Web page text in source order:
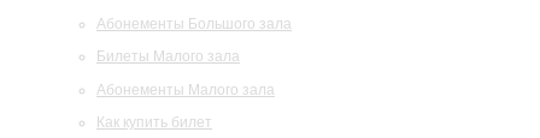
Абонементы Большого зала
Билеты Малого зала
Абонементы Малого зала
Как купить билет